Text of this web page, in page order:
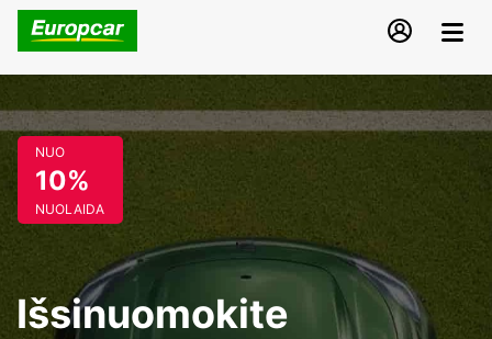
NUO
10%
NUOLAIDA
Išsinuomokite